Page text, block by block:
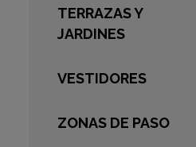
TERRAZAS Y
JARDINES
VESTIDORES
ZONAS DE PASO